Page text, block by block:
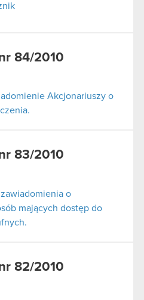
84/2010
Akcjonariuszy o
83/2010
o
mających dostęp do
82/2010